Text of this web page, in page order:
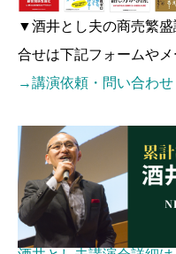
▼酒井とし夫の商売繁
合せは下記フォームやメ
→講演依頼・問い合わ